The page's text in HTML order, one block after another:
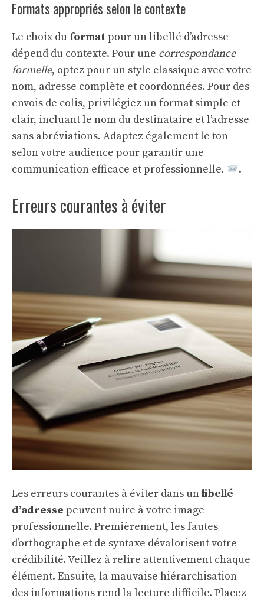
Formats appropriés selon le contexte
Le choix du format pour un libellé d’adresse
dépend du contexte. Pour une correspondance
formelle, optez pour un style classique avec votre
nom, adresse complète et coordonnées. Pour des
envois de colis, privilégiez un format simple et
clair, incluant le nom du destinataire et l’adresse
sans abréviations. Adaptez également le ton
selon votre audience pour garantir une
communication efficace et professionnelle.
.
Erreurs courantes à éviter
Les erreurs courantes à éviter dans unlibellé
d’adresse peuvent nuire à votre image
professionnelle. Premièrement, les fautes
d’orthographe et de syntaxe dévalorisent votre
crédibilité. Veillez à relire attentivement chaque
élément. Ensuite, la mauvaise hiérarchisation
des informations rend la lecture difficile. Placez